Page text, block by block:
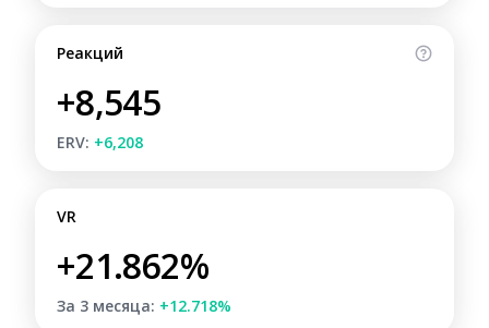
Реакций
+8,545
ERV: +6,208
VR
+21.862%
За 3 месяца: +12.718%